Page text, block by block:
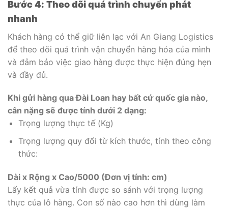
Bước 4: Theo dõi quá trình chuyển phát
nhanh
Khách hàng có thể giữ liên lạc với An Giang Logistics
để theo dõi quá trình vận chuyển hàng hóa của mình
và đảm bảo việc giao hàng được thực hiện đúng hẹn
và đầy đủ.
Khi gửi hàng qua Đài Loan hay bất cứ quốc gia nào,
cân nặng sẽ được tính dưới 2 dạng:
Trọng lượng thực tế (Kg)
Trọng lượng quy đổi từ kích thước, tính theo công
thức:
Dài x Rộng x Cao/5000 (Đơn vị tính: cm)
Lấy kết quả vừa tính được so sánh với trọng lượng
thực của lô hàng. Con số nào cao hơn thì dùng làm